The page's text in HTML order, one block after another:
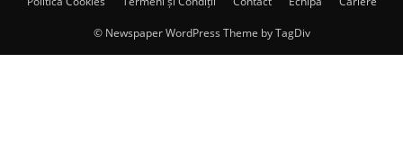
© Newspaper WordPress Theme by TagDiv